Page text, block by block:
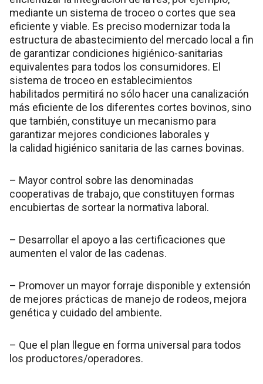
mediante un sistema de troceo o cortes que sea
eficiente y viable. Es preciso modernizar toda la
estructura de abastecimiento del mercado local a fin
de garantizar condiciones higiénico-sanitarias
equivalentes para todos los consumidores. El
sistema de troceo en establecimientos
habilitados permitirá no sólo hacer una canalización
más eficiente de los diferentes cortes bovinos, sino
que también, constituye un mecanismo para
garantizar mejores condiciones laborales y
la calidad higiénico sanitaria de las carnes bovinas.
– Mayor control sobre las denominadas
cooperativas de trabajo, que constituyen formas
encubiertas de sortear la normativa laboral.
– Desarrollar el apoyo a las certificaciones que
aumenten el valor de las cadenas.
– Promover un mayor forraje disponible y extensión
de mejores prácticas de manejo de rodeos, mejora
genética y cuidado del ambiente.
– Que el plan llegue en forma universal para todos
los productores/operadores.